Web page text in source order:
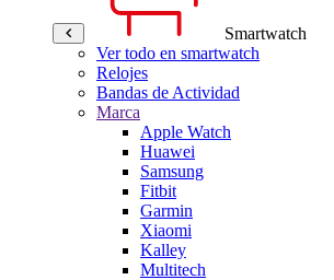
Smartwatch
Ver todo en smartwatch
Relojes
Bandas de Actividad
Marca
Apple Watch
Huawei
Samsung
Fitbit
Garmin
Xiaomi
Kalley
Multitech